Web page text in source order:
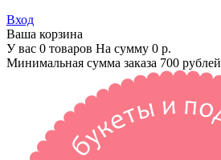
Вход
Ваша корзина
У вас 0 товаров На сумму 0 р.
Минимальная сумма заказа 700 рублей